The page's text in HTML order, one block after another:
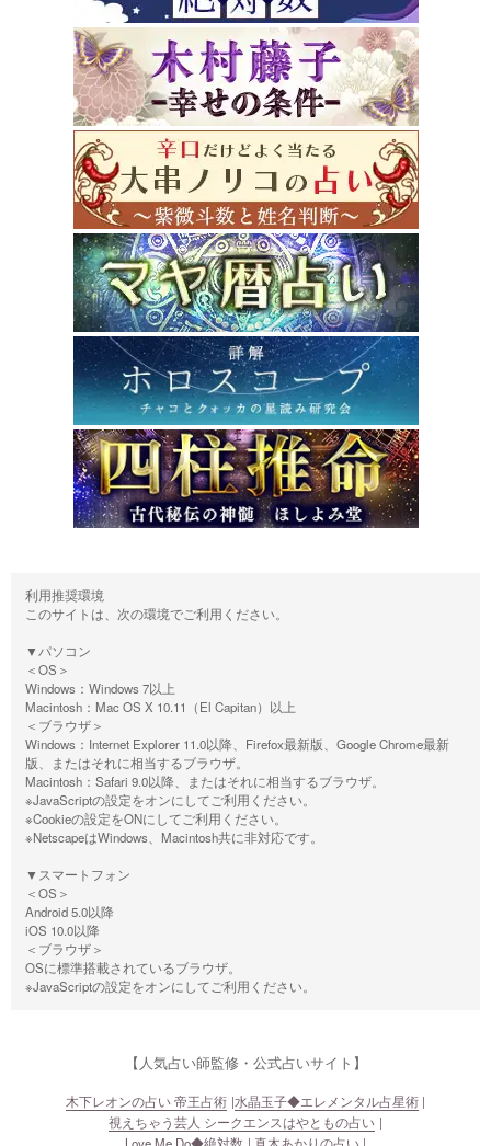
利用推奨環境
このサイトは、次の環境でご利用ください。
▼パソコン
＜OS＞
Windows：Windows 7以上
Macintosh：Mac OS X 10.11（El Capitan）以上
＜ブラウザ＞
Windows：Internet Explorer 11.0以降、Firefox最新版、Google Chrome最新
版、またはそれに相当するブラウザ。
Macintosh：Safari 9.0以降、またはそれに相当するブラウザ。
※JavaScriptの設定をオンにしてご利用ください。
※Cookieの設定をONにしてご利用ください。
※NetscapeはWindows、Macintosh共に非対応です。
▼スマートフォン
＜OS＞
Android 5.0以降
iOS 10.0以降
＜ブラウザ＞
OSに標準搭載されているブラウザ。
※JavaScriptの設定をオンにしてご利用ください。
【人気占い師監修・公式占いサイト】
木下レオンの占い 帝王占術 水晶玉子◆エレメンタル占星術
視えちゃう芸人 シークエンスはやともの占い
Love Me Do◆絶対数
真木あかりの占い